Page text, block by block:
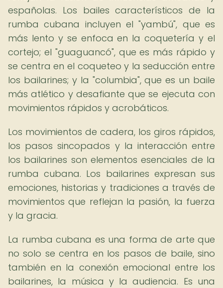
españolas. Los bailes característicos de la
rumba cubana incluyen el "yambú", que es
más lento y se enfoca en la coquetería y el
cortejo; el "guaguancó", que es más rápido y
se centra en el coqueteo y la seducción entre
los bailarines; y la "columbia", que es un baile
más atlético y desafiante que se ejecuta con
movimientos rápidos y acrobáticos.
Los movimientos de cadera, los giros rápidos,
los pasos sincopados y la interacción entre
los bailarines son elementos esenciales de la
rumba cubana. Los bailarines expresan sus
emociones, historias y tradiciones a través de
movimientos que reflejan la pasión, la fuerza
y la gracia.
La rumba cubana es una forma de arte que
no solo se centra en los pasos de baile, sino
también en la conexión emocional entre los
bailarines, la música y la audiencia. Es una